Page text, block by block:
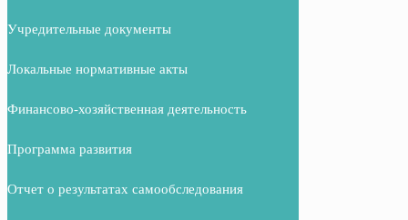
Учредительные документы
Локальные нормативные акты
Финансово-хозяйственная деятельность
Программа развития
Отчет о результатах самообследования